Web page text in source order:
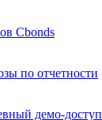
Cbonds
по отчетности
демо-доступ